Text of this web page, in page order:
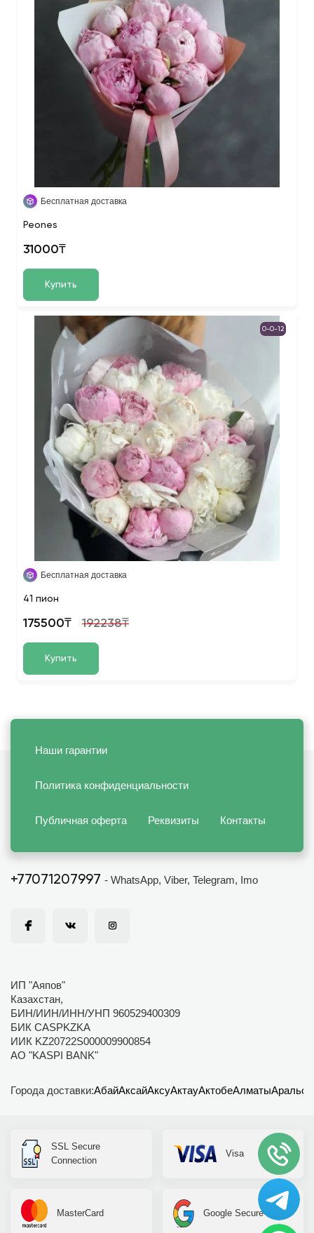
Бесплатная доставка
Peones
31000₸
Купить
0-0-12
Бесплатная доставка
41 пион
175500₸ 192238₸
Купить
Наши гарантии
Политика конфиденциальности
Публичная оферта Реквизиты Контакты
+77071207997 - WhatsApp, Viber, Telegram, Imo
ИП "Аяпов"
Казахстан,
БИН/ИИН/ИНН/УНП 960529400309
БИК CASPKZKA
ИИК KZ20722S000009900854
АО "KASPI BANK"
Города доставки:АбайАксайАксуАктауАктобеАлматыАральск
SSL Secure
Connection
Visa
MasterCard Google Secure